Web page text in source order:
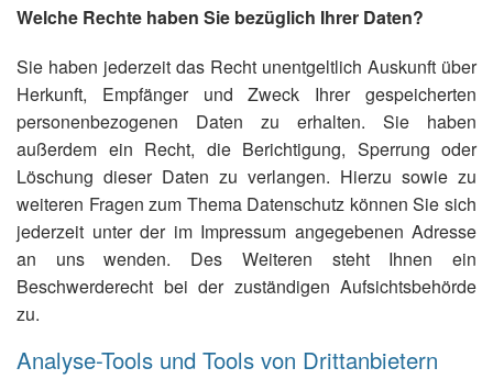
Welche Rechte haben Sie bezüglich Ihrer Daten?
Sie haben jederzeit das Recht unentgeltlich Auskunft über
Herkunft, Empfänger und Zweck Ihrer gespeicherten
personenbezogenen Daten zu erhalten. Sie haben
außerdem ein Recht, die Berichtigung, Sperrung oder
Löschung dieser Daten zu verlangen. Hierzu sowie zu
weiteren Fragen zum Thema Datenschutz können Sie sich
jederzeit unter der im Impressum angegebenen Adresse
an uns wenden. Des Weiteren steht Ihnen ein
Beschwerderecht bei der zuständigen Aufsichtsbehörde
zu.
Analyse-Tools und Tools von Drittanbietern